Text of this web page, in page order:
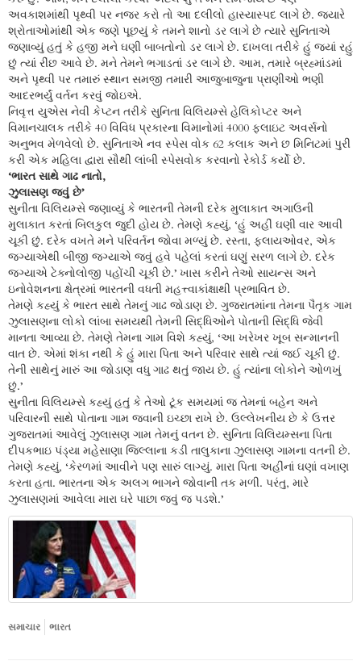
અવકાશમાંથી પૃથ્વી પર નજર કરો તો આ દલીલો હાસ્યાસ્પદ લાગે છે. જ્યારે
શ્રોતાઓમાંથી એક જણે પૂછયું કે તમને શાનો ડર લાગે છે ત્યારે સુનિતાએ
જણાવ્યું હતું કે હજી મને ઘણી બાબતોનો ડર લાગે છે. દાખલા તરીકે હું જ્યાં રહું
છું ત્યાં રીંછ આવે છે. મને તેમને ભગાડતાં ડર લાગે છે. આમ, તમારે બ્રહ્માંડમાં
અને પૃથ્વી પર તમારું સ્થાન સમજી તમારી આજુબાજુના પ્રાણીઓ ભણી
આદરભર્યું વર્તન કરવું જોઇએ.
નિવૃત્ત યુએસ નેવી કેપ્ટન તરીકે સુનિતા વિલિયમ્સે હેલિકોપ્ટર અને
વિમાનચાલક તરીકે 40 વિવિધ પ્રકારના વિમાનોમાં 4000 ફલાઇટ અવર્સનો
અનુભવ મેળવેલો છે. સુનિતાએ નવ સ્પેસ વોક 62 કલાક અને છ મિનિટમાં પુરી
કરી એક મહિલા દ્વારા સૌથી લાંબી સ્પેસવોક કરવાનો રેકોર્ડ કર્યો છે.
‘ભારત સાથે ગાઢ નાતો,
ઝુલાસણ જવું છે’
સુનીતા વિલિયમ્સે જણાવ્યું કે ભારતની તેમની દરેક મુલાકાત અગાઉની
મુલાકાત કરતાં બિલકુલ જુદી હોય છે. તેમણે કહ્યું, ‘હું અહીં ઘણી વાર આવી
ચૂકી છું. દરેક વખતે મને પરિવર્તન જોવા મળ્યું છે. રસ્તા, ફ્લાયઓવર, એક
જગ્યાએથી બીજી જગ્યાએ જવું હવે પહેલાં કરતાં ઘણું સરળ લાગે છે. દરેક
જગ્યાએ ટેક્નોલોજી પહોંચી ચૂકી છે.’ ખાસ કરીને તેઓ સાયન્સ અને
ઇનોવેશનના ક્ષેત્રમાં ભારતની વધતી મહત્ત્વાકાંક્ષાથી પ્રભાવિત છે.
તેમણે કહ્યું કે ભારત સાથે તેમનું ગાઢ જોડાણ છે. ગુજરાતમાંના તેમના પૈતૃક ગામ
ઝુલાસણના લોકો લાંબા સમયથી તેમની સિદ્ધિઓને પોતાની સિદ્ધિ જેવી
માનતા આવ્યા છે. તેમણે તેમના ગામ વિશે કહ્યું, ‘આ ખરેખર ખૂબ સન્માનની
વાત છે. એમાં શંકા નથી કે હું મારા પિતા અને પરિવાર સાથે ત્યાં જઈ ચૂકી છું.
તેની સાથેનું મારું આ જોડાણ વધુ ગાઢ થતું જાય છે. હું ત્યાંના લોકોને ઓળખું
છું.’
સુનીતા વિલિયમ્સે કહ્યું હતું કે તેઓ ટૂંક સમયમાં જ તેમનાં બહેન અને
પરિવારની સાથે પોતાના ગામ જવાની ઇચ્છા રાખે છે. ઉલ્લેખનીય છે કે ઉત્તર
ગુજરાતમાં આવેલું ઝુલાસણ ગામ તેમનું વતન છે. સુનિતા વિલિયમ્સના પિતા
દીપકભાઇ પંડ્યા મહેસાણા જિલ્લાના કડી તાલુકાના ઝુલાસણ ગામના વતની છે.
તેમણે કહ્યું, ‘કેરળમાં આવીને પણ સારું લાગ્યું. મારા પિતા અહીંનાં ઘણાં વખાણ
કરતા હતા. ભારતના એક અલગ ભાગને જોવાની તક મળી. પરંતુ, મારે
ઝુલાસણમાં આવેલા મારા ઘરે પાછા જવું જ પડશે.’
સમાચાર ભારત